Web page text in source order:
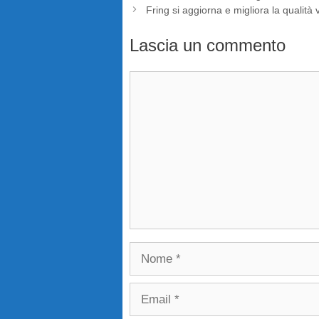
Fring si aggiorna e migliora la qualità
Lascia un commento
Nome
Email